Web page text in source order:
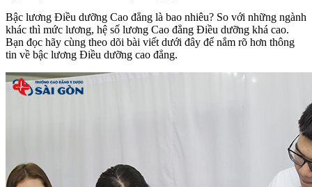
Bậc lương Điều dưỡng Cao đẳng là bao nhiêu? So với những ngành
khác thì mức lương, hệ số lương Cao đẳng Điều dưỡng khá cao.
Bạn đọc hãy cùng theo dõi bài viết dưới đây để nắm rõ hơn thông
tin về bậc lương Điều dưỡng cao đẳng.